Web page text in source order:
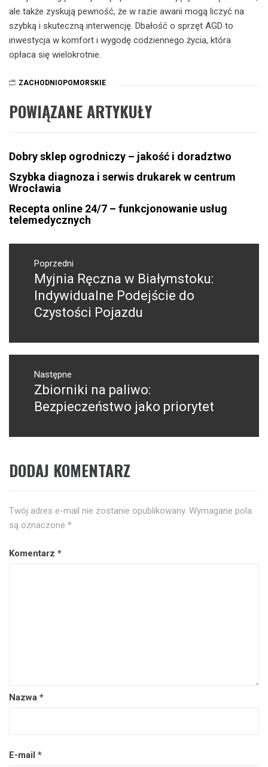
ale także zyskują pewność, że w razie awarii mogą liczyć na
szybką i skuteczną interwencję. Dbałość o sprzęt AGD to
inwestycja w komfort i wygodę codziennego życia, która
opłaca się wielokrotnie.
ZACHODNIOPOMORSKIE
POWIĄZANE ARTYKUŁY
Dobry sklep ogrodniczy – jakość i doradztwo
Szybka diagnoza i serwis drukarek w centrum
Wrocławia
Recepta online 24/7 – funkcjonowanie usług
telemedycznych
Nawigacja
wpisuPoprzedni
Poprzedni
wpis:
Myjnia Ręczna w Białymstoku:
Indywidualne Podejście do
Czystości Pojazdu
Następne
Następny
post:
Zbiorniki na paliwo:
Bezpieczeństwo jako priorytet
DODAJ KOMENTARZ
Twój adres e-mail nie zostanie opublikowany. Wymagane pola
są oznaczone *
Komentarz *
Nazwa *
E-mail *